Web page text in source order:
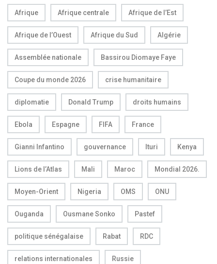
Afrique Afrique centrale Afrique de l’Est
Afrique de l’Ouest Afrique du Sud Algérie
Assemblée nationale Bassirou Diomaye Faye
Coupe du monde 2026 crise humanitaire
diplomatie Donald Trump droits humains
Ebola Espagne FIFA France
Gianni Infantino gouvernance Ituri Kenya
Lions de l’Atlas Mali Maroc Mondial 2026.
Moyen-Orient Nigeria OMS ONU
Ouganda Ousmane Sonko Pastef
politique sénégalaise Rabat RDC
relations internationales Russie